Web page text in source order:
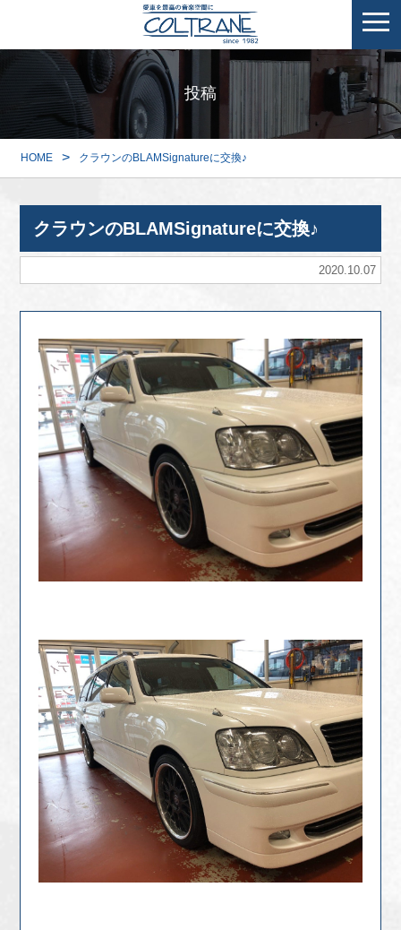
投稿
HOME > クラウンのBLAMSignatureに交換♪
クラウンのBLAMSignatureに交換♪
2020.10.07